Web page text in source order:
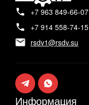
+7 963 849-66-07
+7 914 558-74-15
rsdv1@rsdv.su
Информация